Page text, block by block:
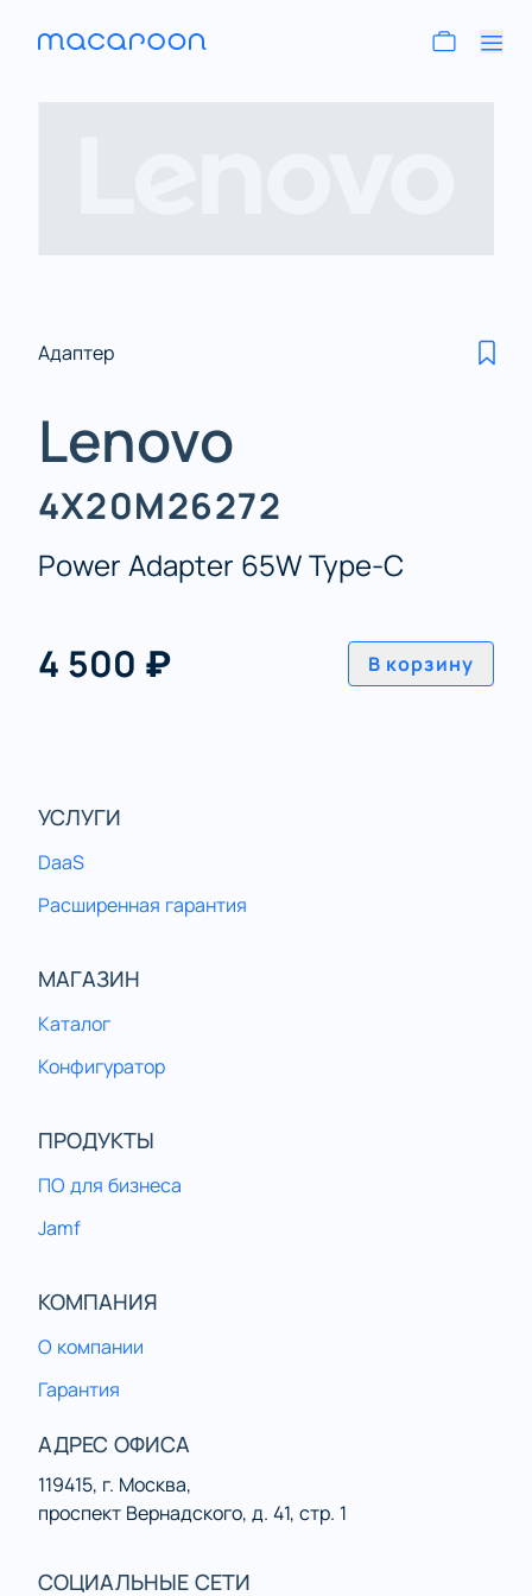
Адаптер
Lenovo
4X20M26272
Power Adapter 65W Type-C
4 500 ₽ В корзину
УСЛУГИ
DaaS
Расширенная гарантия
МАГАЗИН
Каталог
Конфигуратор
ПРОДУКТЫ
ПО для бизнеса
Jamf
КОМПАНИЯ
О компании
Гарантия
АДРЕС ОФИСА
119415, г. Москва,
проспект Вернадского, д. 41, стр. 1
СОЦИАЛЬНЫЕ СЕТИ